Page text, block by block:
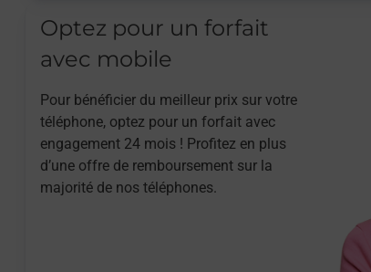
Optez pour un forfait
avec mobile
Pour bénéficier du meilleur prix sur votre
téléphone, optez pour un forfait avec
engagement 24 mois ! Profitez en plus
d’une offre de remboursement sur la
majorité de nos téléphones.